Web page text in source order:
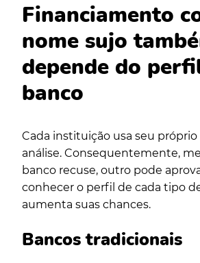
Financiamento
nome sujo
depende do
banco
Cada instituição usa seu
análise. Consequentemente,
banco recuse, outro pode
conhecer o perfil de cada tipo
aumenta suas chances.
Bancos tradicionais